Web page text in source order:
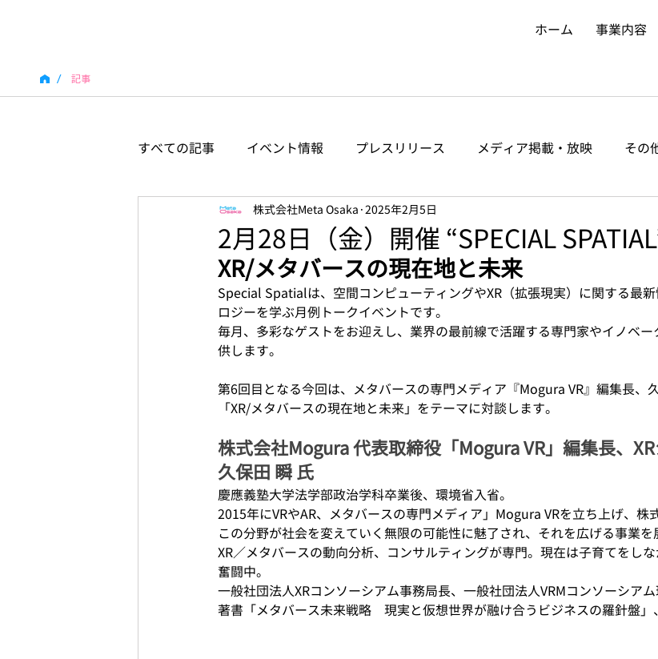
ホーム 事業内容
/ 記事
すべての記事 イベント情報 プレスリリース メディア掲載・放映 その
2月28日（金）開催 “SPECIAL
株式会社Meta Osaka 2025年2月5日
XR/メタバースの現在地と未来
Special Spatialは、空間コンピューティングやXR（拡張現実）に関する最
ロジーを学ぶ月例トークイベントです。
毎月、多彩なゲストをお迎えし、業界の最前線で活躍する専門家やイノベ
供します。
第6回目となる今回は、メタバースの専門メディア『Mogura VR』編集長、
「XR/メタバースの現在地と未来」をテーマに対談します。
株式会社Mogura 代表取締役「Mogura VR」編集長、
久保田 瞬 氏
慶應義塾大学法学部政治学科卒業後、環境省入省。
2015年にVRやAR、メタバースの専門メディア」Mogura VRを立ち上げ、株
この分野が社会を変えていく無限の可能性に魅了され、それを広げる事業を
XR／メタバースの動向分析、コンサルティングが専門。現在は子育てをし
奮闘中。
一般社団法人XRコンソーシアム事務局長、一般社団法人VRMコンソーシアム
著書「メタバース未来戦略　現実と仮想世界が融け合うビジネスの羅針盤」